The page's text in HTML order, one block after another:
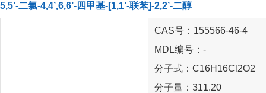
5,5’-二氯-4,4’,6,6’-四甲基-[1,1’-联苯]-2,2’-二醇
CAS号：155566-46-4
MDL编号：-
分子式：C16H16Cl2O2
分子量：311.20